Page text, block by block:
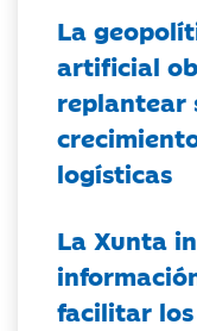
La
artificial
replantear
logísticas
La Xunta
facilitar